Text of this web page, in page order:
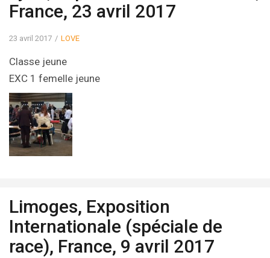
France, 23 avril 2017
23 avril 2017 LOVE
Classe jeune
EXC 1 femelle jeune
Limoges, Exposition
Internationale (spéciale de
race), France, 9 avril 2017